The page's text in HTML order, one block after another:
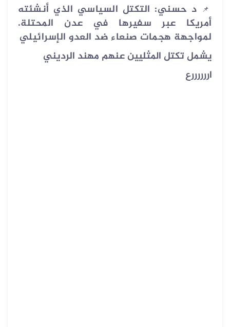
📌
د حسني: ‏التكتل السياسي الذي أنشئته
أمريكا عبر سفيرها في عدن المحتلة.
لمواجهة هجمات صنعاء ضد العدو الإسرائيلي
يشمل تكتل المثليين عنهم مهند الرديني
اررررررع